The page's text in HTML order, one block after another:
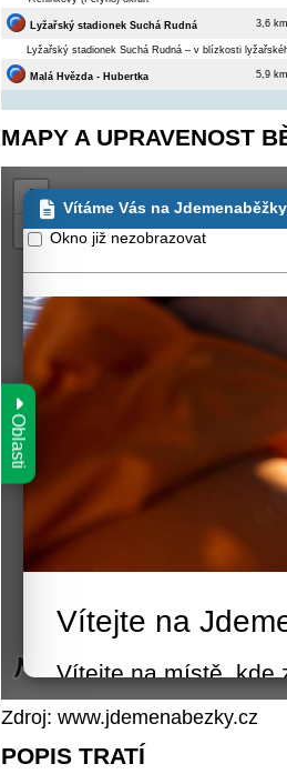
Lyžařský stadionek Suchá Rudná 3,6
Lyžařský stadionek Suchá Rudná – v blízkosti
Malá Hvězda - Hubertka 5,9
MAPY A UPRAVENOST
Zdroj: www.jdemenabezky.cz
POPIS TRATÍ